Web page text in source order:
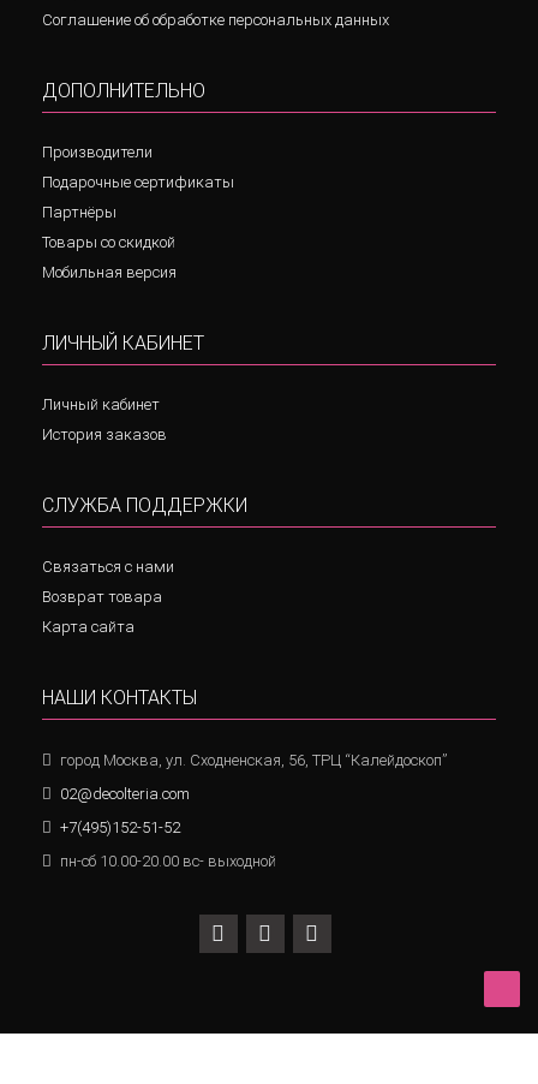
Соглашение об обработке персональных данных
ДОПОЛНИТЕЛЬНО
Производители
Подарочные сертификаты
Партнёры
Товары со скидкой
Мобильная версия
ЛИЧНЫЙ КАБИНЕТ
Личный кабинет
История заказов
СЛУЖБА ПОДДЕРЖКИ
Связаться с нами
Возврат товара
Карта сайта
НАШИ КОНТАКТЫ
город Москва, ул. Сходненская, 56, ТРЦ “Калейдоскоп”
02@decolteria.com
+7(495)152-51-52
пн-сб 10.00-20.00 вс- выходной